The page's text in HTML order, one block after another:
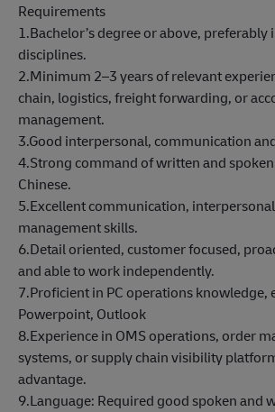
Requirements
1.Bachelor’s degree or above, preferably
disciplines.
2.Minimum 2–3 years of relevant
chain, logistics, freight forwarding, or
management.
3.Good interpersonal, communication
4.Strong command of written and
Chinese.
5.Excellent communication,
management skills.
6.Detail oriented, customer focused,
and able to work independently.
7.Proficient in PC operations knowledge,
Powerpoint, Outlook
8.Experience in OMS operations, order
systems, or supply chain visibility
advantage.
9.Language: Required good spoken and